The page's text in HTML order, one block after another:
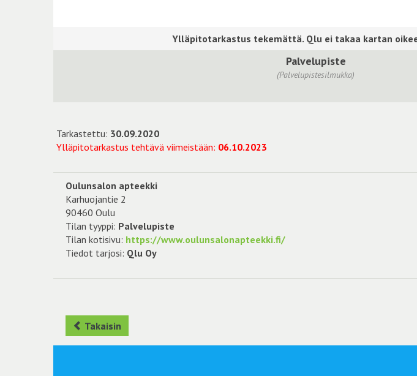
Palvelupiste
(Palvelupistesilmukka)
Tarkastettu: 30.09.2020
Ylläpitotarkastus tehtävä viimeistään: 06.10.2023
Oulunsalon apteekki
Karhuojantie 2
90460 Oulu
Tilan tyyppi: Palvelupiste
Tilan kotisivu: https://www.oulunsalonapteekki.fi/
Tiedot tarjosi: Qlu Oy
Takaisin